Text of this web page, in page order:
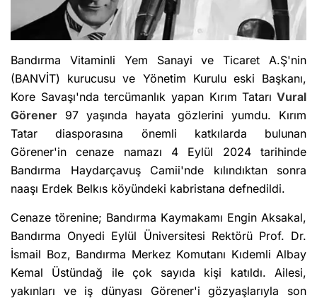
Bandırma Vitaminli Yem Sanayi ve Ticaret A.Ş'nin
(BANVİT) kurucusu ve Yönetim Kurulu eski Başkanı,
Kore Savaşı'nda tercümanlık yapan Kırım Tatarı Vural
Görener 97 yaşında hayata gözlerini yumdu. Kırım
Tatar diasporasına önemli katkılarda bulunan
Görener'in cenaze namazı 4 Eylül 2024 tarihinde
Bandırma Haydarçavuş Camii'nde kılındıktan sonra
naaşı Erdek Belkıs köyündeki kabristana defnedildi.
Cenaze törenine; Bandırma Kaymakamı Engin Aksakal,
Bandırma Onyedi Eylül Üniversitesi Rektörü Prof. Dr.
İsmail Boz, Bandırma Merkez Komutanı Kıdemli Albay
Kemal Üstündağ ile çok sayıda kişi katıldı. Ailesi,
yakınları ve iş dünyası Görener'i gözyaşlarıyla son